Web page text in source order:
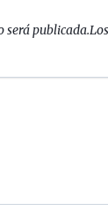
será publicada.